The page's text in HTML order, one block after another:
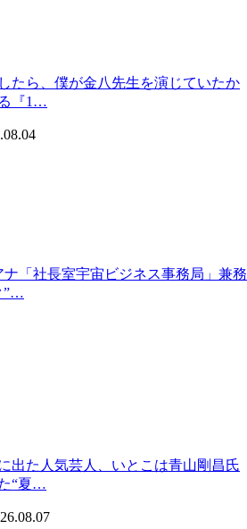
たら、僕が金八先生を演じていたか
『1…
ナ「社長室宇宙ビジネス事務局」兼務
”…
出た人気芸人、いとこは青山剛昌氏
“夏…